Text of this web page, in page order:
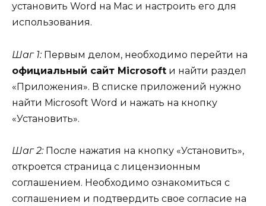
установить Word на Mac и настроить его для
использования.
Шаг 1:Первым делом, необходимо перейти на
официальный сайт Microsoft и найти раздел
«Приложения». В списке приложений нужно
найти Microsoft Word и нажать на кнопку
«Установить».
Шаг 2:После нажатия на кнопку «Установить»,
откроется страница с лицензионным
соглашением. Необходимо ознакомиться с
соглашением и подтвердить свое согласие на